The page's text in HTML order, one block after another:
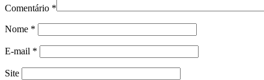
Comentário *
Nome *
E-mail *
Site